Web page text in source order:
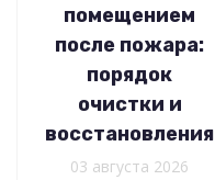
помещением
после пожара:
порядок
очистки и
восстановления
03 августа 2026